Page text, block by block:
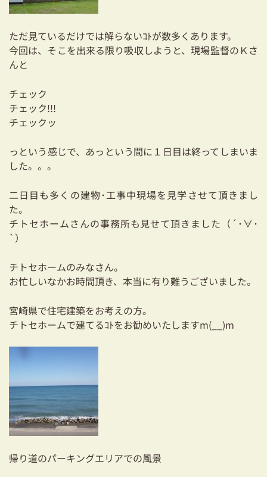
ただ見ているだけでは解らないｺﾄが数多くあります。
今回は、そこを出来る限り吸収しようと、現場監督のＫさ
んと
チェック
チェック!!!
チェックッ
っという感じで、あっという間に１日目は終ってしまいま
した。。。
二日目も多くの建物･工事中現場を見学させて頂きまし
た。
チトセホームさんの事務所も見せて頂きました（´･∀･
`）
チトセホームのみなさん。
お忙しいなかお時間頂き、本当に有り難うございました。
宮崎県で住宅建築をお考えの方。
チトセホームで建てるｺﾄをお勧めいたしますm(__)m
帰り道のパーキングエリアでの風景